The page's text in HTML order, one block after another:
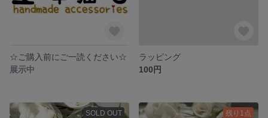
☆ご購入前にご一読ください☆
展示中
ラッピング
100円
SOLD OUT 残り1点